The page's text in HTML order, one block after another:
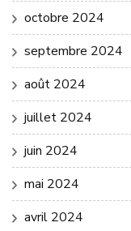
octobre 2024
septembre 2024
août 2024
juillet 2024
juin 2024
mai 2024
avril 2024